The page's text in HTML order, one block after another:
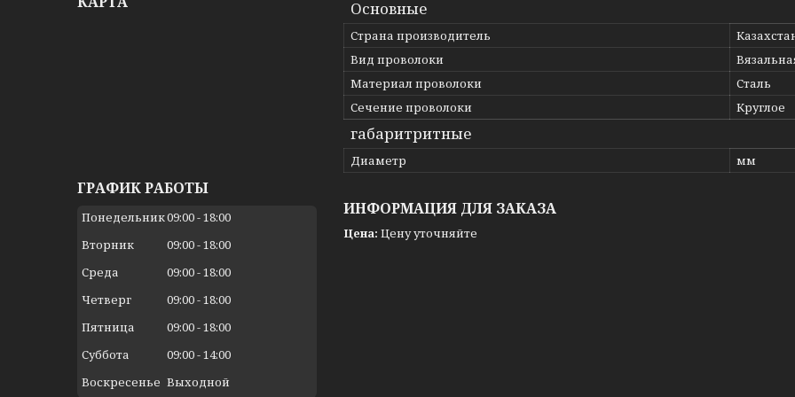
Основные
Страна производитель
Вид проволоки
Материал проволоки
Сталь
Сечение проволоки
Круглое
габаритритные
Диаметр мм
ИНФОРМАЦИЯ ДЛЯ ЗАКАЗА
Цена: Цену уточняйте
ГРАФИК РАБОТЫ
Понедельник09:00 18:00
Вторник
09:00 18:00
Среда
09:00 18:00
Четверг
09:00 18:00
Пятница
09:00 18:00
Суббота
09:00 14:00
Воскресенье Выходной